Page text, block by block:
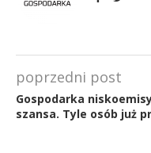
poprzedni post
Gospodarka
szansa. Tyle osób już